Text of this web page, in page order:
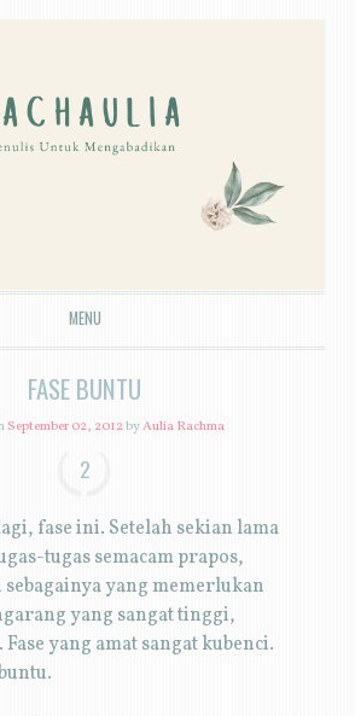
MENU
FASE BUNTU
September 02, 2012byAulia Rachma
2
fase ini. Setelah sekian lama
tugas semacam prapos,
yang memerlukan
yang sangat tinggi,
yang amat sangat kubenci.